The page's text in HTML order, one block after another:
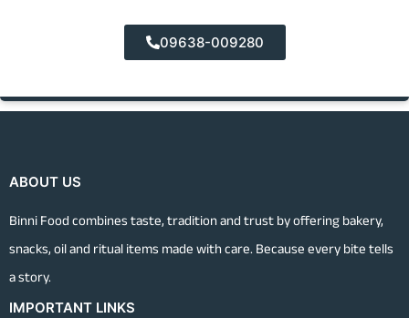
09638-009280
ABOUT US
Binni Food combines taste, tradition and trust by offering bakery,
snacks, oil and ritual items made with care. Because every bite tells
a story.
IMPORTANT LINKS